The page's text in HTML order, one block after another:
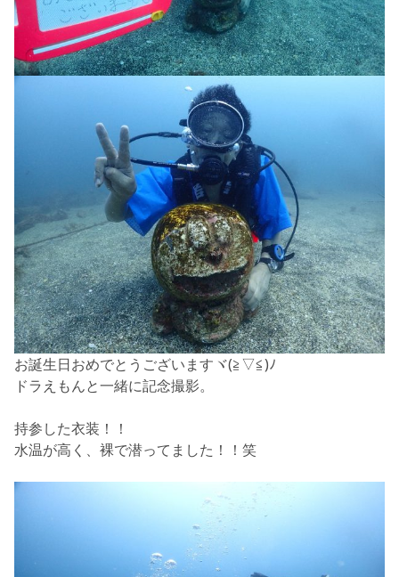
お誕生日おめでとうございますヾ(≧▽≦)ﾉ
ドラえもんと一緒に記念撮影。
持参した衣装！！
水温が高く、裸で潜ってました！！笑